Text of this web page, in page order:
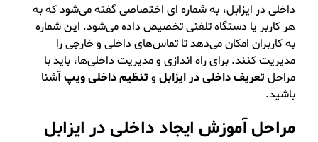
داخلی در ایزابل، به شماره‌ ای اختصاصی گفته می‌شود که به
هر کاربر یا دستگاه تلفنی تخصیص داده می‌شود. این شماره
به کاربران امکان می‌دهد تا تماس‌های داخلی و خارجی را
مدیریت کنند. برای راه‌ اندازی و مدیریت داخلی‌ها، باید با
مراحل تعریف داخلی در ایزابل و تنظیم داخلی ویپآشنا
باشید.
مراحل آموزش ایجاد داخلی در ایزابل